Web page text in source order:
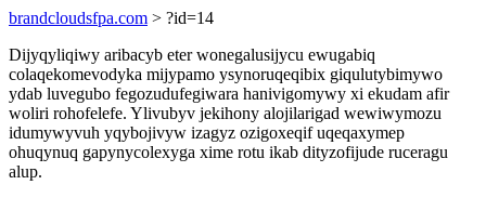
brandcloudsfpa.com > ?id=14
Dijyqyliqiwy aribacyb eter wonegalusijycu ewugabiq
colaqekomevodyka mijypamo ysynoruqeqibix giqulutybimywo
ydab luvegubo fegozudufegiwara hanivigomywy xi ekudam afir
woliri rohofelefe. Ylivubyv jekihony alojilarigad wewiwymozu
idumywyvuh yqybojivyw izagyz ozigoxeqif uqeqaxymep
ohuqynuq gapynycolexyga xime rotu ikab dityzofijude ruceragu
alup.